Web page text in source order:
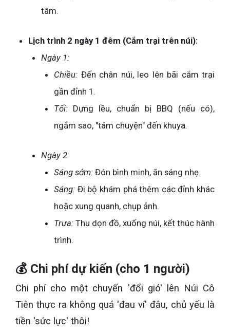
tâm.
Lịch trình 2 ngày 1 đêm (Cắm trại trên núi):
Ngày 1:
Chiều: Đến chân núi, leo lên bãi cắm trại
gần đỉnh 1.
Tối: Dựng lều, chuẩn bị BBQ (nếu có),
ngắm sao, "tám chuyện" đến khuya.
Ngày 2:
Sáng sớm: Đón bình minh, ăn sáng nhẹ.
Sáng: Đi bộ khám phá thêm các đỉnh khác
hoặc xung quanh, chụp ảnh.
Trưa: Thu dọn đồ, xuống núi, kết thúc hành
trình.
💰 Chi phí dự kiến (cho 1 người)
Chi phí cho một chuyến 'đổi gió' lên Núi Cô
Tiên thực ra không quá 'đau ví' đâu, chủ yếu là
tiền 'sức lực' thôi!